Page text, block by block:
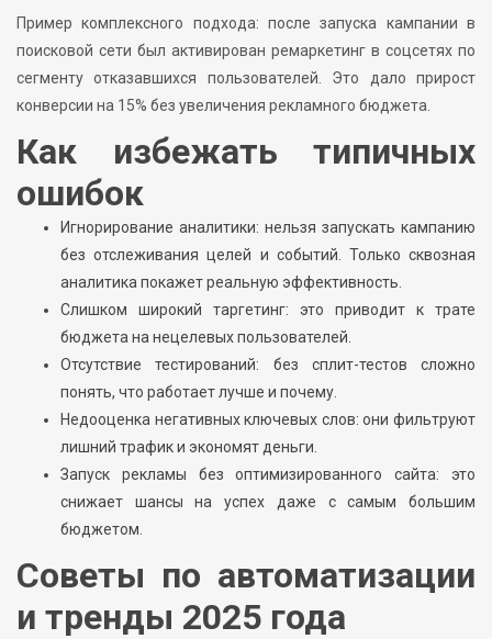
Пример комплексного подхода: после запуска кампании в
поисковой сети был активирован ремаркетинг в соцсетях по
сегменту отказавшихся пользователей. Это дало прирост
конверсии на 15% без увеличения рекламного бюджета.
Как избежать типичных
ошибок
Игнорирование аналитики: нельзя запускать кампанию
без отслеживания целей и событий. Только сквозная
аналитика покажет реальную эффективность.
Слишком широкий таргетинг: это приводит к трате
бюджета на нецелевых пользователей.
Отсутствие тестирований: без сплит-тестов сложно
понять, что работает лучше и почему.
Недооценка негативных ключевых слов: они фильтруют
лишний трафик и экономят деньги.
Запуск рекламы без оптимизированного сайта: это
снижает шансы на успех даже с самым большим
бюджетом.
Советы по автоматизации
и тренды 2025 года